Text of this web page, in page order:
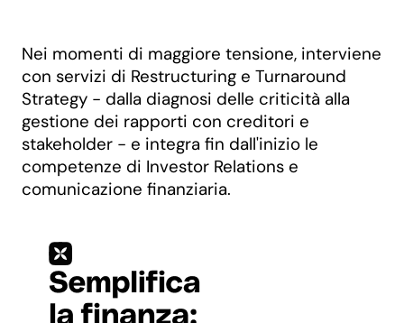
Nei momenti di maggiore tensione, interviene
con servizi di Restructuring e Turnaround
Strategy - dalla diagnosi delle criticità alla
gestione dei rapporti con creditori e
stakeholder - e integra fin dall'inizio le
competenze di Investor Relations e
comunicazione finanziaria.